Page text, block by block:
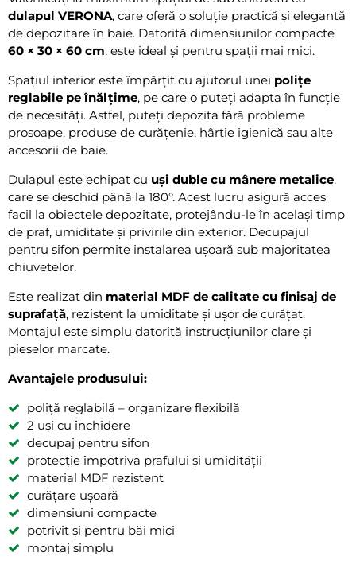
dulapul VERONA, care oferă o soluție practică și elegantă
de depozitare în baie. Datorită dimensiunilor compacte
60 × 30 × 60 cm, este ideal și pentru spații mai mici.
Spațiul interior este împărțit cu ajutorul unei polițe
reglabile pe înălțime, pe care o puteți adapta în funcție
de necesități. Astfel, puteți depozita fără probleme
prosoape, produse de curățenie, hârtie igienică sau alte
accesorii de baie.
Dulapul este echipat cu uși duble cu mânere metalice,
care se deschid până la 180°. Acest lucru asigură acces
facil la obiectele depozitate, protejându-le în același timp
de praf, umiditate și privirile din exterior. Decupajul
pentru sifon permite instalarea ușoară sub majoritatea
chiuvetelor.
Este realizat din material MDF de calitate cu finisaj de
suprafață, rezistent la umiditate și ușor de curățat.
Montajul este simplu datorită instrucțiunilor clare și
pieselor marcate.
Avantajele produsului:
poliță reglabilă – organizare flexibilă
2 uși cu închidere
decupaj pentru sifon
protecție împotriva prafului și umidității
material MDF rezistent
curățare ușoară
dimensiuni compacte
potrivit și pentru băi mici
montaj simplu